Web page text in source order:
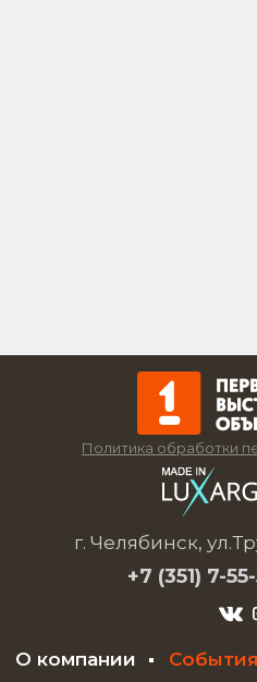
Политика обработки
г. Челябинск,
+7 (351) 7-
О компании События